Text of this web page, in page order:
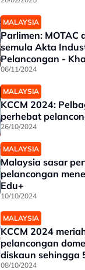
MALAYSIA
Parlimen: MOTAC
semula Akta
Pelancongan -
06/11/2024
MALAYSIA
KCCM 2024:
perhebat
26/10/2024
MALAYSIA
Malaysia sasar
pelancongan
Edu+
10/10/2024
MALAYSIA
KCCM 2024
pelancongan
diskaun sehingga
08/10/2024